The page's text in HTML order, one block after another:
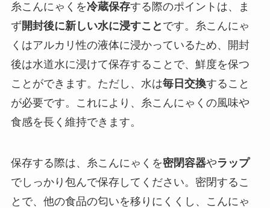
糸こんにゃくを冷蔵保存する際のポイントは、ま
ず 開封後に新しい水に浸すこと です。糸こんにゃ
くはアルカリ性の液体に浸かっているため、開封
後は水道水に浸けて保存することで、鮮度を保つ
ことができます。ただし、水は毎日交換すること
が必要です。これにより、糸こんにゃくの風味や
食感を長く維持できます。
保存する際は、糸こんにゃくを密閉容器やラップ
でしっかり包んで保存してください。密閉するこ
とで、他の食品の匂いを移りにくくし、こんにゃ